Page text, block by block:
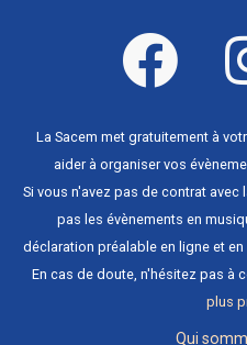
La Sacem met gratuitement à
aider à organiser vos
Si vous n'avez pas de contrat avec
pas les évènements en
déclaration préalable en ligne et
En cas de doute, n'hésitez pas à
plus
Qui